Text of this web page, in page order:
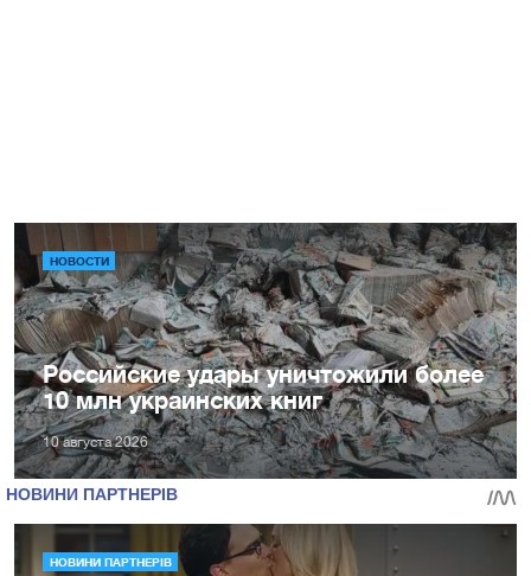
НОВОСТИ
Российские удары уничтожили более
10 млн украинских книг
10 августа 2026